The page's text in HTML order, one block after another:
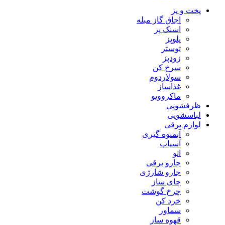
پخت و پز
اجاق گاز مبله
اسنک پز
پلوپز
توستر
زودپز
سرخ کن
سولاردوم
غذاساز
ماکروویو
ظرفشویی
لباسشویی
لوازم برقی
آبمیوه گیری
آسیاب
اتو
جارو برقی
جارو شارژی
چای ساز
چرخ گوشت
خرد کن
سماور
قهوه ساز